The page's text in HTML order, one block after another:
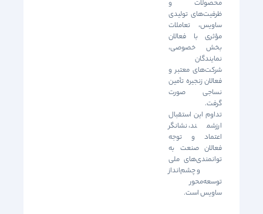
محصولات و
ظرفیت‌های تولیدی
ساویس، تعاملات
مؤثری با فعالان
بخش خصوصی،
نمایندگان
شرکت‌های معتبر و
فعالان زنجیره تأمین
نساجی صورت
گرفت.
تداوم این استقبال
ارزشمند، نشانگر
اعتماد و توجه
فعالان صنعت به
توانمندی‌های ملی
و چشم‌انداز
توسعه‌محور
ساویس است.